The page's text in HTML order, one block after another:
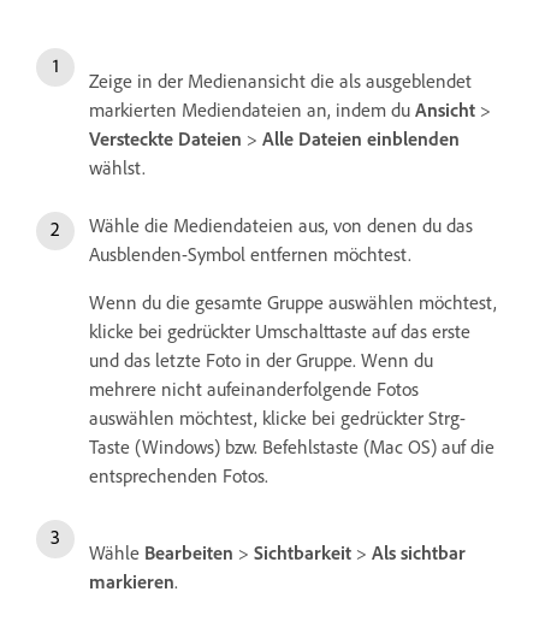
Zeige in der Medienansicht die als ausgeblendet
markierten Mediendateien an, indem du Ansicht >
Versteckte Dateien > Alle Dateien einblenden
wählst.
Wähle die Mediendateien aus, von denen du das
Ausblenden-Symbol entfernen möchtest.
Wenn du die gesamte Gruppe auswählen möchtest,
klicke bei gedrückter Umschalttaste auf das erste
und das letzte Foto in der Gruppe. Wenn du
mehrere nicht aufeinanderfolgende Fotos
auswählen möchtest, klicke bei gedrückter Strg-
Taste (Windows) bzw. Befehlstaste (Mac OS) auf die
entsprechenden Fotos.
Wähle Bearbeiten > Sichtbarkeit > Als sichtbar
markieren.